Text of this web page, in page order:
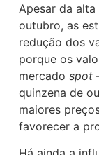
Apesar da
outubro, as
redução dos
porque os
mercadospot
quinzena de
maiores
favorecer a